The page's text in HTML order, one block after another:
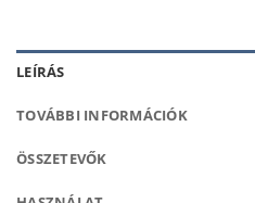
LEÍRÁS
TOVÁBBI INFORMÁCIÓK
ÖSSZETEVŐK